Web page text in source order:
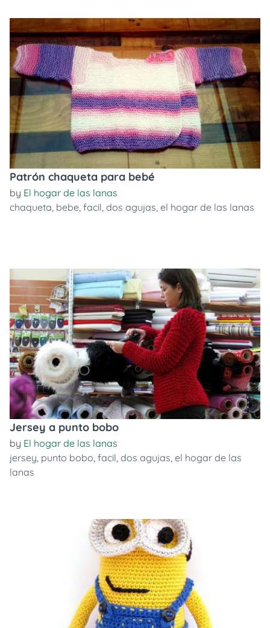
Patrón chaqueta para bebé
by El hogar de las lanas
chaqueta, bebe, facil, dos agujas, el hogar de las lanas
Jersey a punto bobo
by El hogar de las lanas
jersey, punto bobo, facil, dos agujas, el hogar de las
lanas